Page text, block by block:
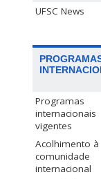
UFSC News
Programas
internacionais
vigentes
Acolhimento à
comunidade
internacional